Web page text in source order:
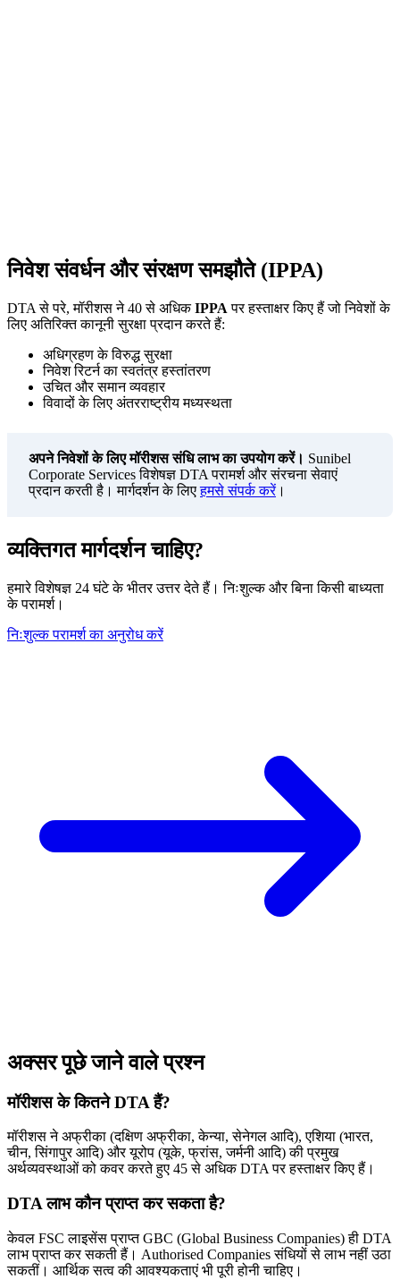
निवेश संवर्धन और संरक्षण समझौते (IPPA)
DTA से परे, मॉरीशस ने 40 से अधिकIPPA पर हस्ताक्षर किए हैं जो निवेशों के
लिए अतिरिक्त कानूनी सुरक्षा प्रदान करते हैं:
अधिग्रहण के विरुद्ध सुरक्षा
निवेश रिटर्न का स्वतंत्र हस्तांतरण
उचित और समान व्यवहार
विवादों के लिए अंतरराष्ट्रीय मध्यस्थता
अपने निवेशों के लिए मॉरीशस संधि लाभ का उपयोग करें। Sunibel
Corporate Services विशेषज्ञ DTA परामर्श और संरचना सेवाएं
प्रदान करती है। मार्गदर्शन के लिएहमसे संपर्क करें।
व्यक्तिगत मार्गदर्शन चाहिए?
हमारे विशेषज्ञ 24 घंटे के भीतर उत्तर देते हैं। निःशुल्क और बिना किसी बाध्यता
के परामर्श।
निःशुल्क परामर्श का अनुरोध करें
अक्सर पूछे जाने वाले प्रश्न
मॉरीशस के कितने DTA हैं?
मॉरीशस ने अफ्रीका (दक्षिण अफ्रीका, केन्या, सेनेगल आदि), एशिया (भारत,
चीन, सिंगापुर आदि) और यूरोप (यूके, फ्रांस, जर्मनी आदि) की प्रमुख
अर्थव्यवस्थाओं को कवर करते हुए 45 से अधिक DTA पर हस्ताक्षर किए हैं।
DTA लाभ कौन प्राप्त कर सकता है?
केवल FSC लाइसेंस प्राप्त GBC (Global Business Companies) ही DTA
लाभ प्राप्त कर सकती हैं। Authorised Companies संधियों से लाभ नहीं उठा
सकतीं। आर्थिक सत्व की आवश्यकताएं भी पूरी होनी चाहिए।